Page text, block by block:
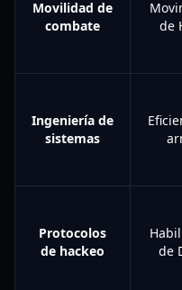
Movilidad de
combate
de
Ingeniería de
sistemas
Protocolos
de hackeo
de